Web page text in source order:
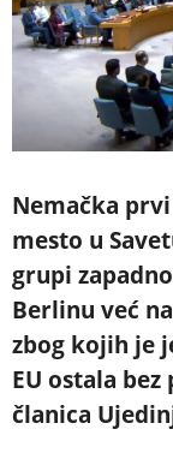
Nemačka
mesto u
grupi
Berlinu već
zbog kojih je
EU ostala
članica